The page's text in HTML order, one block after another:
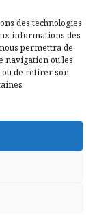
des technologies
informations des
permettra de
navigation ou les
ou de retirer son